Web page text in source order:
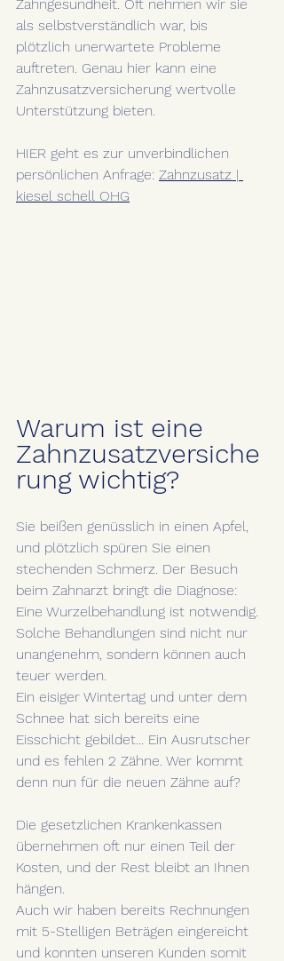
Zahngesundheit. Oft nehmen wir sie
als selbstverständlich war, bis
plötzlich unerwartete Probleme
auftreten. Genau hier kann eine
Zahnzusatzversicherung wertvolle
Unterstützung bieten.
HIER geht es zur unverbindlichen
persönlichen Anfrage: Zahnzusatz |
kiesel schell OHG
Warum ist eine
Zahnzusatzversiche
rung wichtig?
Sie beißen genüsslich in einen Apfel,
und plötzlich spüren Sie einen
stechenden Schmerz. Der Besuch
beim Zahnarzt bringt die Diagnose:
Eine Wurzelbehandlung ist notwendig.
Solche Behandlungen sind nicht nur
unangenehm, sondern können auch
teuer werden.
Ein eisiger Wintertag und unter dem
Schnee hat sich bereits eine
Eisschicht gebildet... Ein Ausrutscher
und es fehlen 2 Zähne. Wer kommt
denn nun für die neuen Zähne auf?
Die gesetzlichen Krankenkassen
übernehmen oft nur einen Teil der
Kosten, und der Rest bleibt an Ihnen
hängen.
Auch wir haben bereits Rechnungen
mit 5-Stelligen Beträgen eingereicht
und konnten unseren Kunden somit